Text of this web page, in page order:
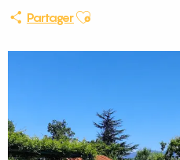
PartagerAjouter aux favoris